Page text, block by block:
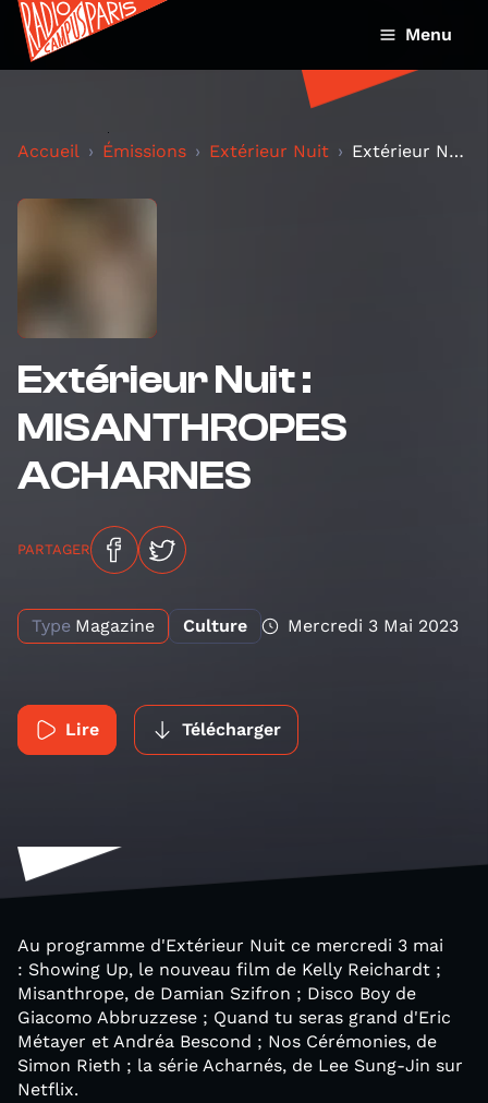
Menu
Accueil Émissions Extérieur Nuit Extérieur Nuit : MISANTHROPES ACHARNES
Extérieur Nuit :
MISANTHROPES
ACHARNES
PARTAGER
Type Magazine Culture Mercredi 3 Mai 2023
Lire Télécharger
Au programme d'Extérieur Nuit ce mercredi 3 mai
: Showing Up, le nouveau film de Kelly Reichardt ;
Misanthrope, de Damian Szifron ; Disco Boy de
Giacomo Abbruzzese ; Quand tu seras grand d'Eric
Métayer et Andréa Bescond ; Nos Cérémonies, de
Simon Rieth ; la série Acharnés, de Lee Sung-Jin sur
Netflix.